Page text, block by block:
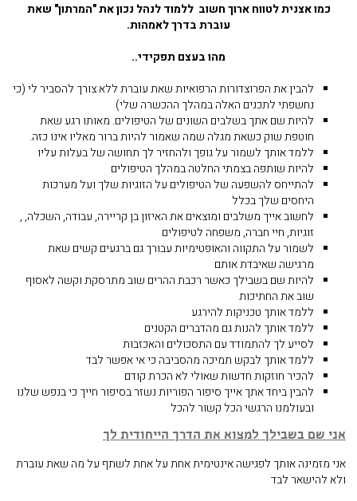
כמו אצנית לטווח ארוך חשוב ללמוד לנהל נכון את "המרתון" שאת
עוברת בדרך לאמהות.
מהו בעצם תפקידי..
להבין את הפרוצדורות הרפואיות שאת עוברת ללא צורך להסביר לי (כי
נחשפתי לתכנים האלה במהלך ההכשרה שלי)
להיות שם אתך בשלבים השונים של הטיפולים. מאותו רגע שאת
חוטפת שוק כשאת מגלה שמה שאמור להיות ברור מאליו אינו כזה.
ללמד אותך לשמור על גופך ולהחזיר לך תחושה של בעלות עליו
להיות שותפה בצמתי החלטה במהלך הטיפולים
להתייחס להשפעה של הטיפולים על הזוגיות שלך ועל מערכות
היחסים שלך בכלל
לחשוב אייך משלבים ומוצאים את האיזון בן קריירה, עבודה, השכלה, ,
זוגיות, חיי חברה, משפחה לטיפולים
לשמור על התקווה והאופטימיות עבורך גם ברגעים קשים שאת
מרגישה שאיבדת אותם
להיות שם בשבילך כאשר רכבת ההרים שוב מתרסקת וקשה לאסוף
שוב את החתיכות
ללמד אותך טכניקות להירגע
ללמד אותך להנות גם מהדברים הקטנים
לסייע לך להתמודד עם התסכולים והאכזבות
ללמד אותך לבקש תמיכה מהסביבה כי אי אפשר לבד
להכיר חוזקות חדשות שאולי לא הכרת קודם
להבין ביחד אתך אייך סיפור הפוריות נשזר בסיפור חייך כי בנפש שלנו
ובעולמנו הרגשי הכל קשור להכל
אני שם בשבילך למצוא את הדרך הייחודית לך
אני מזמינה אותך לפגישה אינטימית אחת על אחת לשתף על מה שאת עוברת
ולא להישאר לבד